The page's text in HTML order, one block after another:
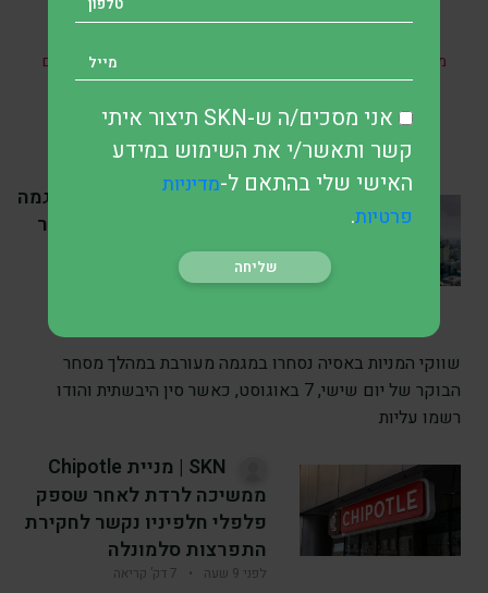
מהשקעות ואין האמור בו מהווה ייעוץ מקצועי לבצע השקעות בתחום
כזה או אחר.
SKN | שווקי אסיה במגמה
מעורבת ב-7 באוגוסט כאשר
סין והודו עולות בעוד הונג
קונג מובילה את הירידות
שווקי המניות באסיה נסחרו במגמה מעורבת במהלך מסחר
הבוקר של יום שישי, 7 באוגוסט, כאשר סין היבשתית והודו
רשמו עליות
SKN | מניית Chipotle
ממשיכה לרדת לאחר שספק
פלפלי חלפיניו נקשר לחקירת
התפרצות סלמונלה
לפני 9 שעה • 7 דק’ קריאה
אני מסכים/ה ש-SKN תיצור איתי
קשר ותאשר/י את השימוש במידע
האישי שלי בהתאם ל-מדיניות
פרטיות.